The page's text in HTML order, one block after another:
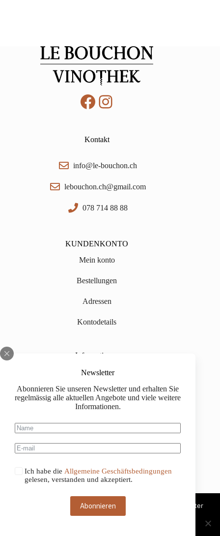
Newsletter
Abonnieren Sie unseren Newsletter und erhalten Sie
regelmässig alle aktuellen Angebote und viele weitere
Informationen.
Ich habe die Allgemeine Geschäftsbedingungen
gelesen, verstanden und akzeptiert.
Abonnieren
Facebook
Instagram
Kontakt
info@le-bouchon.ch
lebouchon.ch@gmail.com
078 714 88 88
KUNDENKONTO
Mein konto
Bestellungen
Adressen
Kontodetails
Informationen
Über uns
Impressum
Kaufinformationen
Allgemeine Geschäftsbedingungen
Diese Website benutzt Cookies. Wenn du die Website weiter
nutzt, gehen wir von deinem Einverständnis aus.